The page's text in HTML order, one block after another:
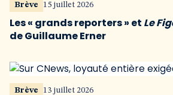
Brève 15 juillet 2026
Les « grands reporters » et Le
de Guillaume Erner
Brève 13 juillet 2026